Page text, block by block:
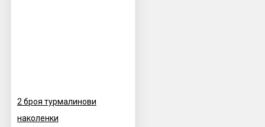
2 броя турмалинови
наколенки